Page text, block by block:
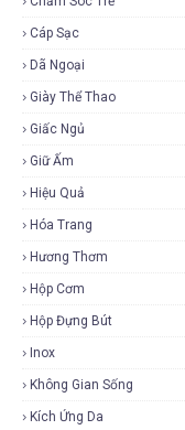
Cáp Sạc
Dã Ngoại
Giày Thể Thao
Giấc Ngủ
Giữ Ấm
Hiệu Quả
Hóa Trang
Hương Thơm
Hộp Cơm
Hộp Đựng Bút
Inox
Không Gian Sống
Kích Ứng Da